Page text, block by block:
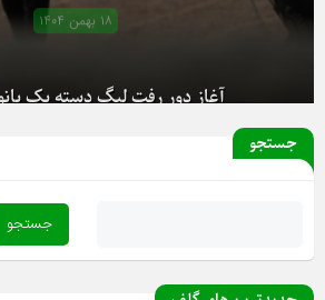
۱۹ بهمن ۱۴۰۴
۱۸ بهمن ۱۴۰۴
جستجو